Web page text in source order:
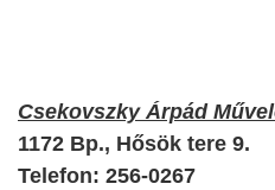
Csekovszky Árpád
1172 Bp., Hősök tere 9.
Telefon: 256-0267